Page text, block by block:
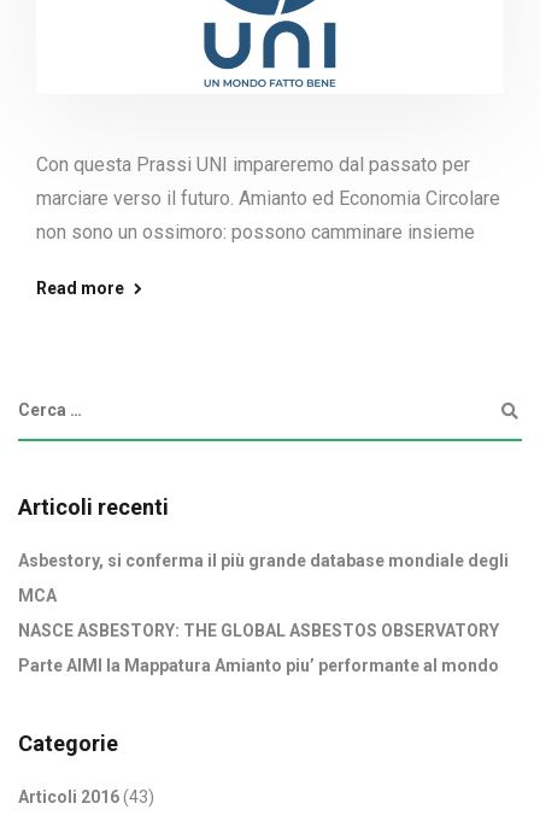
Con questa Prassi UNI impareremo dal passato per
marciare verso il futuro. Amianto ed Economia Circolare
non sono un ossimoro: possono camminare insieme
Read more
Articoli recenti
Asbestory, si conferma il più grande database mondiale degli
MCA
NASCE ASBESTORY: THE GLOBAL ASBESTOS OBSERVATORY
Parte AIMI la Mappatura Amianto piu’ performante al mondo
Categorie
Articoli 2016(43)